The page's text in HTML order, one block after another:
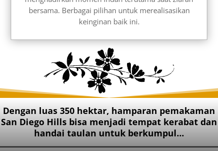
bersama. Berbagai pilihan untuk merealisasikan
keinginan baik ini.
Dengan luas 350 hektar, hamparan pemakaman
San Diego Hills bisa menjadi tempat kerabat dan
handai taulan untuk berkumpul…